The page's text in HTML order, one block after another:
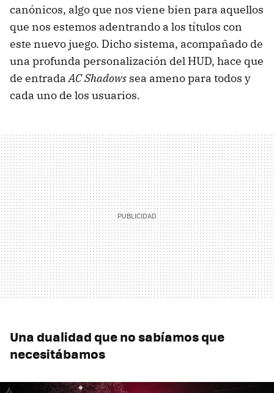
canónicos, algo que nos viene bien para aquellos
que nos estemos adentrando a los títulos con
este nuevo juego. Dicho sistema, acompañado de
una profunda personalización del HUD, hace que
de entradaAC Shadows sea ameno para todos y
cada uno de los usuarios.
Una dualidad que no sabíamos que
necesitábamos